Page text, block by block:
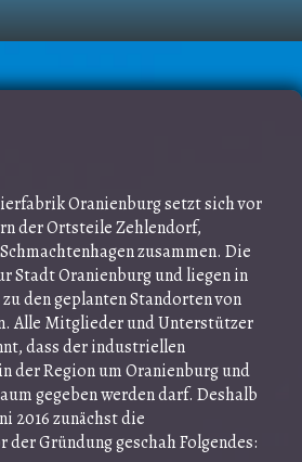
Oranienburg setzt sich vor
der Ortsteile Zehlendorf,
zusammen. Die
Stadt Oranienburg und liegen in
den geplanten Standorten von
Alle Mitglieder und Unterstützer
dass der industriellen
der Region um Oranienburg und
gegeben werden darf. Deshalb
2016 zunächst die
Gründung geschah Folgendes: